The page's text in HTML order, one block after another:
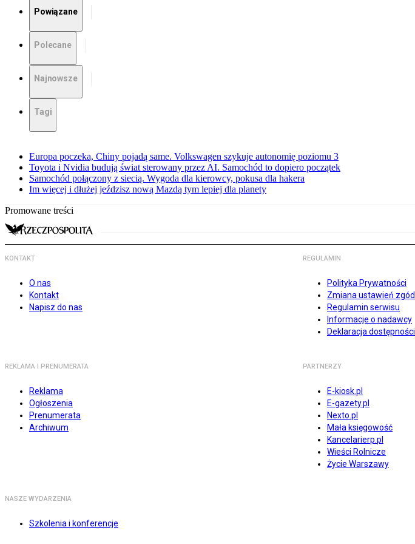
Powiązane
Polecane
Najnowsze
Tagi
Europa poczeka, Chiny pojadą same. Volkswagen szykuje autonomię poziomu 3
Toyota i Nvidia budują świat sterowany przez AI. Samochód to dopiero początek
Samochód połączony z siecią. Wygoda dla kierowcy, pokusa dla hakera
Im więcej i dłużej jeździsz nową Mazdą tym lepiej dla planety
Promowane treści
KONTAKT
O nas
Kontakt
Napisz do nas
REGULAMIN
Polityka Prywatności
Zmiana ustawień zgód
Regulamin serwisu
Informacje o nadawcy
Deklaracja dostępności
REKLAMA I PRENUMERATA
Reklama
Ogłoszenia
Prenumerata
Archiwum
PARTNERZY
E-kiosk.pl
E-gazety.pl
Nexto.pl
Mała księgowość
Kancelarierp.pl
Wieści Rolnicze
Życie Warszawy
NASZE WYDARZENIA
Szkolenia i konferencje